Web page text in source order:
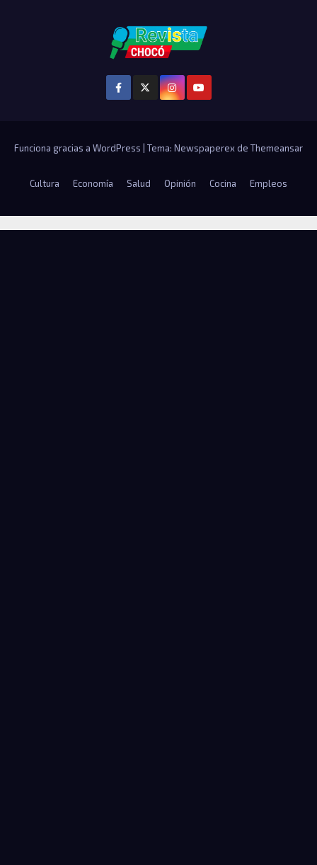
Funciona gracias a WordPress Tema: Newspaperex de Themeansar
Cultura Economía Salud Opinión Cocina Empleos